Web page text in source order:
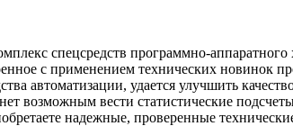
спецсредств программно-
с применением технических новинок
автоматизации, удается улучшить
возможным вести статистические
надежные, проверенные